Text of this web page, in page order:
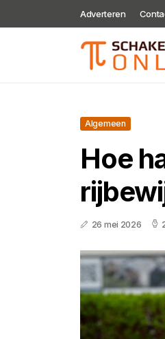
Adverteren
Algemeen
Hoe
26 mei 2026